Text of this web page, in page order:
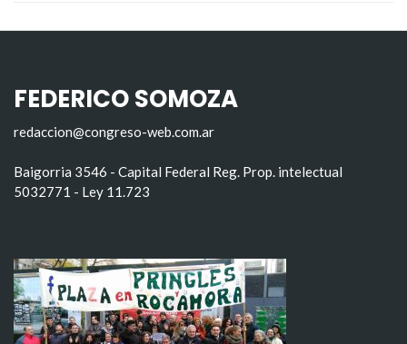
FEDERICO SOMOZA
redaccion@congreso-web.com.ar
Baigorria 3546 - Capital Federal Reg. Prop. intelectual
5032771 - Ley 11.723